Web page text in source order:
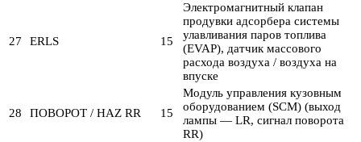
27 ERLS 15
Электромагнитный клапан
продувки адсорбера системы
улавливания паров топлива
(EVAP), датчик массового
расхода воздуха / воздуха на
впуске
28 ПОВОРОТ / HAZ RR 15
Модуль управления кузовным
оборудованием (SCM) (выход
лампы — LR, сигнал поворота
RR)